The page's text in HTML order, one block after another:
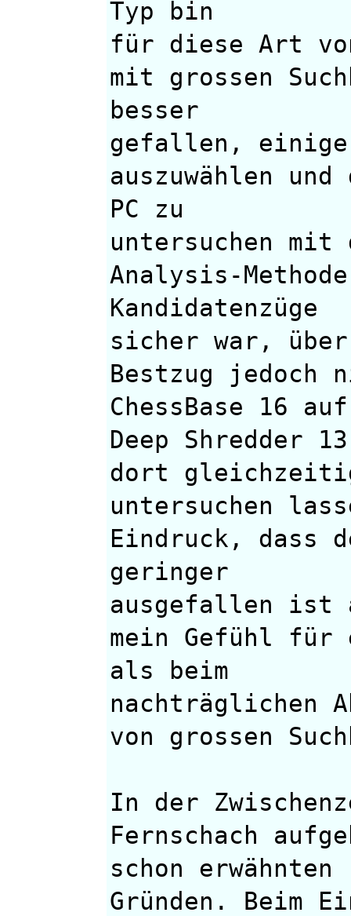
Typ bin
für diese Art
mit grossen
besser
gefallen, einige
auszuwählen
PC zu
untersuchen
Analysis-
Kandidatenzüge
sicher war,
Bestzug
ChessBase 16
Deep Shredder
dort
untersuchen
Eindruck, dass
geringer
ausgefallen ist
mein Gefühl
als beim
nachträglichen
von grossen
In der
Fernschach
schon erwähnten
Gründen. Beim